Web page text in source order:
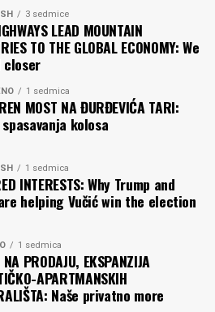
o čemu je govorio Ahmad
na stare pljevaljske zidine koje
Kad se vojska na Kosovo vrati
pesme ispisali na zidu…
sa raison d’êtreove pesme.
vokacija nacionalističke poezije u
u rat”, napisao je srpski etnolog,
ljudska prava Ivan Čolović, prije
se isti stih počeo pojavljivati na
beogradskim fasadama.
li da pročitamo. Il’ da palimo.
Zoran RADULOVIĆ
3 sedmice
LEAD MOUNTAIN
TO THE GLOBAL ECONOMY: We
1 sedmica
MOST NA ĐURĐEVIĆA TARI:
kolosa
1 sedmica
INTERESTS: Why Trump and
helping Vučić win the election
1 sedmica
PRODAJU, EKSPANZIJA
APARTMANSKIH
Naše privatno more